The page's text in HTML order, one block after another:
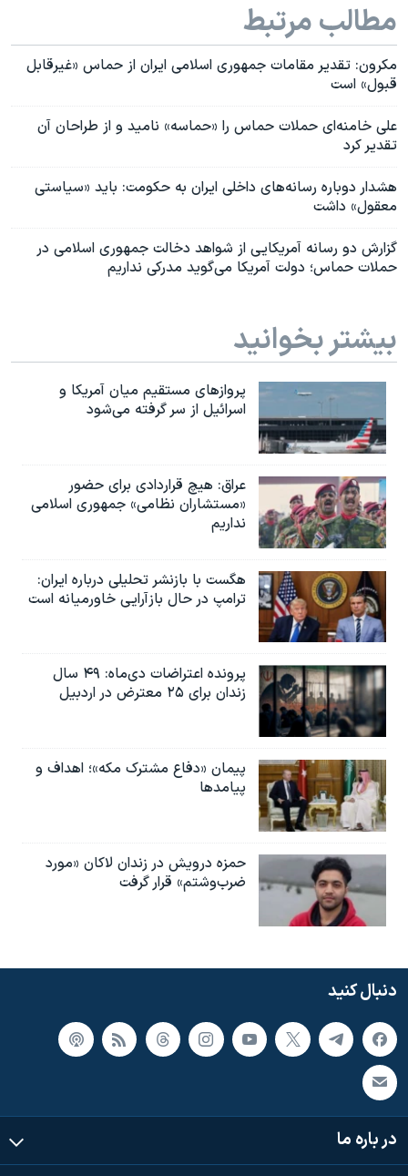
مطالب مرتبط
مکرون: تقدیر مقامات جمهوری اسلامی ایران از حماس «غیرقابل
قبول» است
علی خامنه‌ای حملات حماس را «حماسه» نامید و از طراحان آن
تقدیر کرد
هشدار دوباره رسانه‌های داخلی ایران به حکومت: باید «سیاستی
معقول» داشت
گزارش دو رسانه آمریکایی از شواهد دخالت جمهوری اسلامی در
حملات حماس؛ دولت آمریکا می‌گوید مدرکی نداریم
بیشتر بخوانید
پروازهای مستقیم میان آمریکا و
اسرائیل از سر گرفته می‌شود
عراق: هیچ قراردادی برای حضور
«مستشاران نظامی» جمهوری اسلامی
نداریم
هگست با بازنشر تحلیلی درباره ایران:
ترامپ در حال بازآرایی خاورمیانه است
پرونده اعتراضات دی‌ماه: ۴۹ سال
زندان برای ۲۵ معترض در اردبیل
پیمان «دفاع مشترک مکه»؛ اهداف و
پیامدها
حمزه درویش در زندان لاکان «مورد
ضرب‌وشتم» قرار گرفت
دنبال کنید
در باره ما